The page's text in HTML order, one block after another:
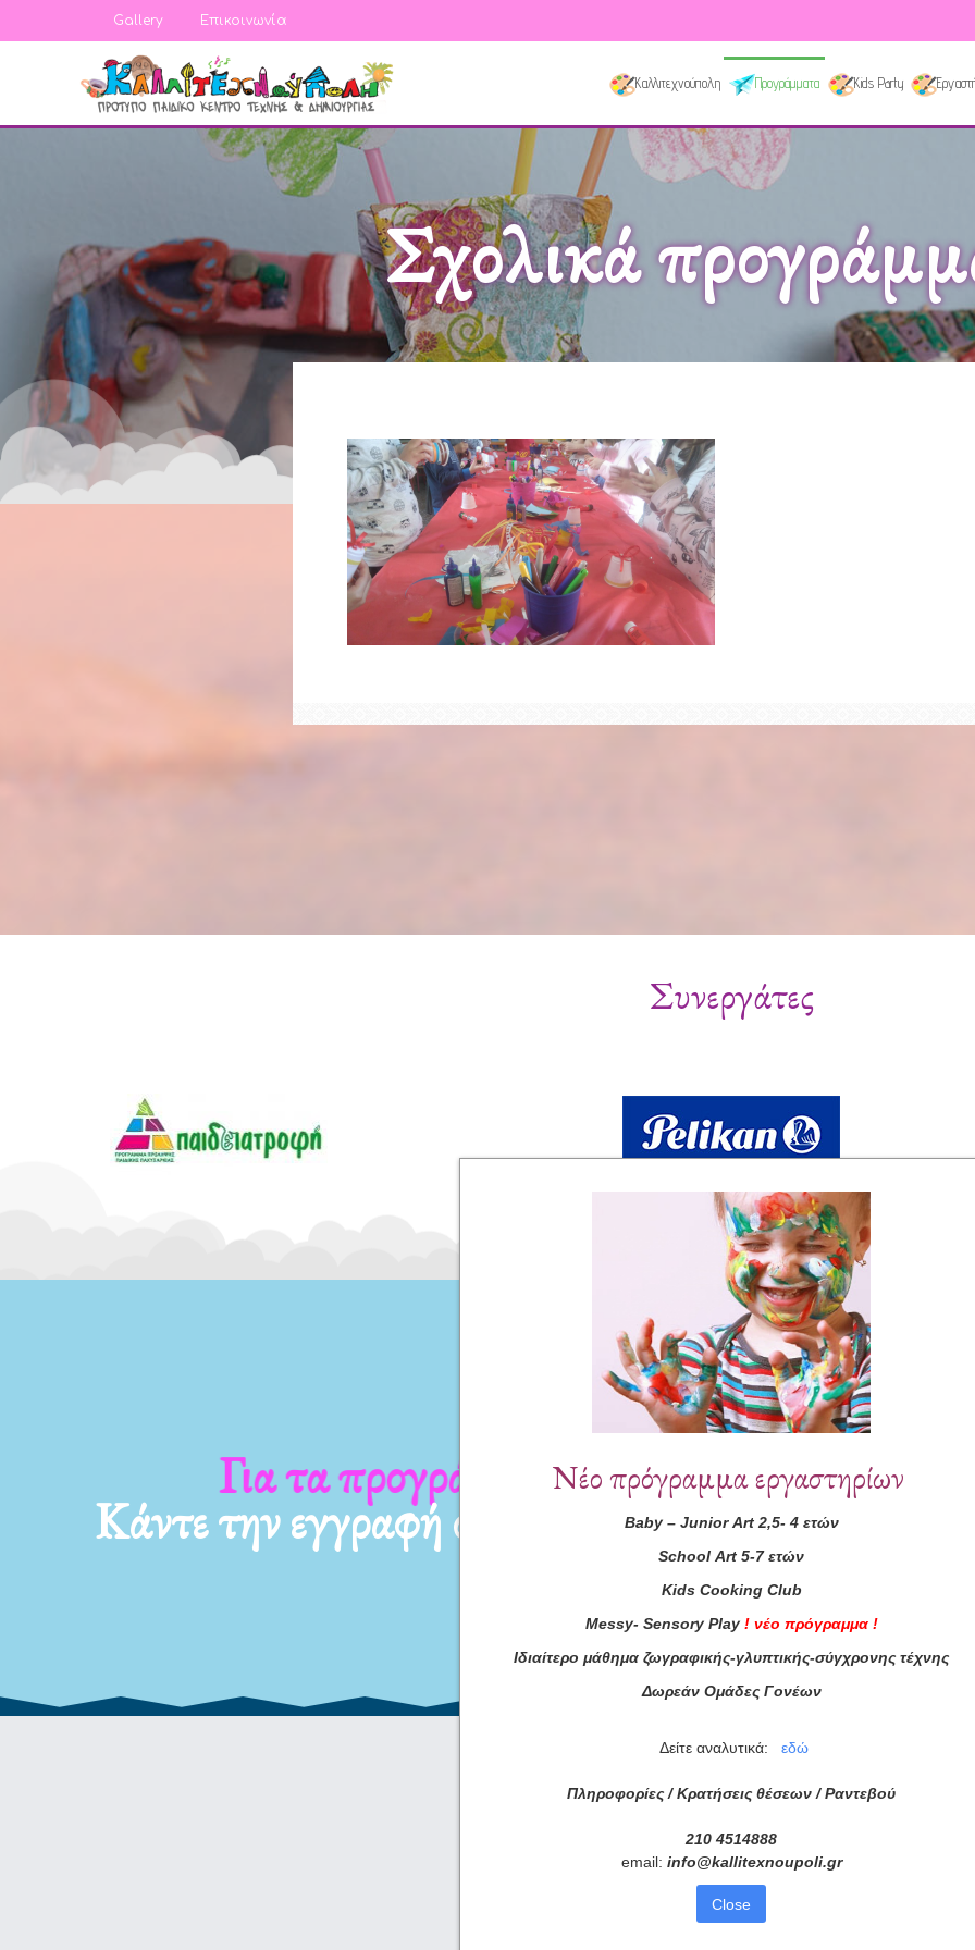
Gallery Επικοινωνία
Καλλιτεχνούπολη Προγράμματα Kids Party
Σχολικά
Συνεργάτες
Για τα προγράμματά μας
Κάντε την εγγραφή σας τώρα!
Στοιχεία
Νέο πρόγραμμα εργαστηρίων
Baby– Junior Art2,5- 4 ετών
School Art 5-7 ετών
Kids Cooking Club
Messy- Sensory Play ! νέο πρόγραμμα !
Ιδιαίτερο μάθημα ζωγραφικής-γλυπτικής-σύγχρονης τέχνης
Δωρεάν Ομάδες Γονέων
Δείτε αναλυτικά: εδώ
Πληροφορίες / Κρατήσεις θέσεων / Ραντεβού
210 4514888
email: info@kallitexnoupoli.gr
Close